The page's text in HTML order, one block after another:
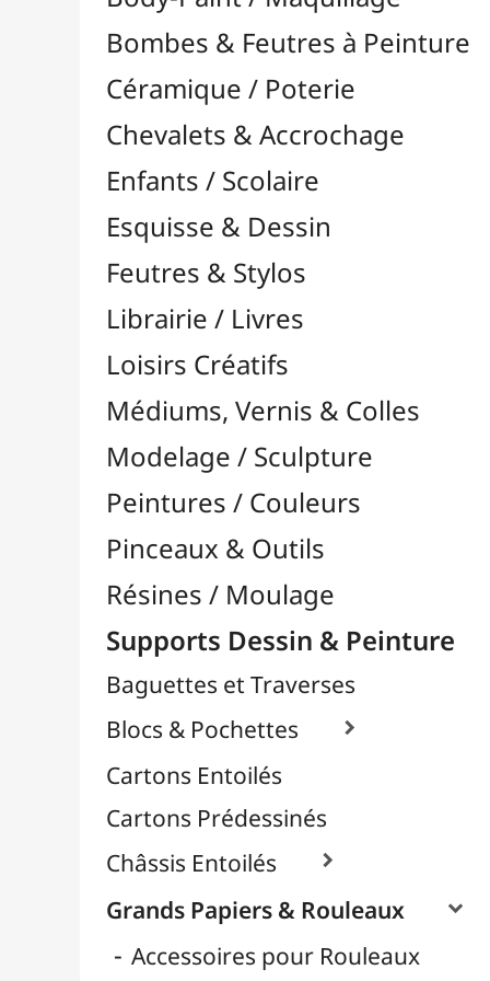
Feutres & Stylos
Librairie / Livres
Loisirs Créatifs
Médiums, Vernis & Colles
Modelage / Sculpture
Peintures / Couleurs
Résines / Moulage
Supports Dessin & Peinture
Blocs & Pochettes
Cartons Entoilés
Cartons Prédessinés
Châssis Entoilés

Grands Papiers & Rouleaux 
Accessoires pour Rouleaux
Contrecollés
Déco & Métalliques
Format Raisin & Grand Aigle
Pour Pochoir
Papier Scrapbooking
Papier Pailleté
Papiers Calque / Transfert 
Papiers Décoratifs
Supports Rigides / Bois
Toiles d'Artistes au Mètre
Transport / Rangement
Papeterie & Bureau